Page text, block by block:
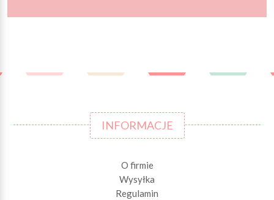
INFORMACJE
O firmie
Wysyłka
Regulamin